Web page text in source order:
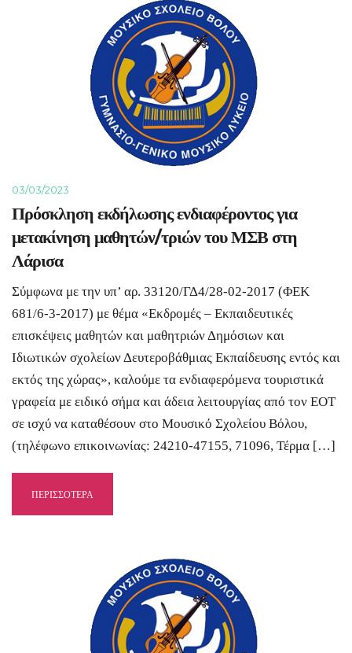
03/03/2023
Πρόσκληση εκδήλωσης ενδιαφέροντος για
μετακίνηση μαθητών/τριών του ΜΣΒ στη
Λάρισα
Σύμφωνα με την υπ’ αρ. 33120/ΓΔ4/28-02-2017 (ΦΕΚ
681/6-3-2017) με θέμα «Εκδρομές – Εκπαιδευτικές
επισκέψεις μαθητών και μαθητριών Δημόσιων και
Ιδιωτικών σχολείων Δευτεροβάθμιας Εκπαίδευσης εντός και
εκτός της χώρας», καλούμε τα ενδιαφερόμενα τουριστικά
γραφεία με ειδικό σήμα και άδεια λειτουργίας από τον ΕΟΤ
σε ισχύ να καταθέσουν στο Μουσικό Σχολείου Βόλου,
(τηλέφωνο επικοινωνίας: 24210-47155, 71096, Τέρμα […]
ΠΕΡΙΣΣΟΤΕΡΑ